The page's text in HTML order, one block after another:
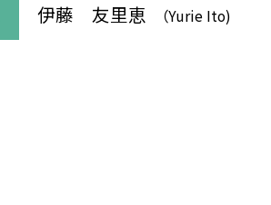
伊藤 友里恵 （Yurie Ito)